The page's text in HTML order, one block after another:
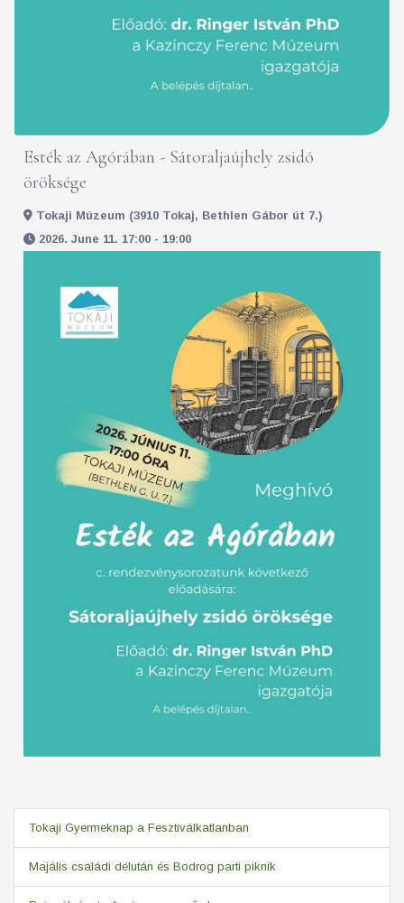
Esték az Agórában - Sátoraljaújhely zsidó
öröksége
Tokaji Múzeum (3910 Tokaj, Bethlen Gábor út 7.)
2026. June 11. 17:00 - 19:00
Tokaji Gyermeknap a Fesztiválkatlanban
Majális családi délután és Bodrog parti piknik